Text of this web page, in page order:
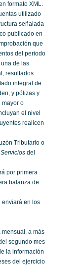
formato XML.
utilizado
señalada
publicado en
que
del periodo
de las
resultados
integral de
y pólizas y
mayor o
el nivel
realicen
Tributario o
del
por primera
balanza de
enviará en los
mensual, a más
segundo mes
la información
del ejercicio